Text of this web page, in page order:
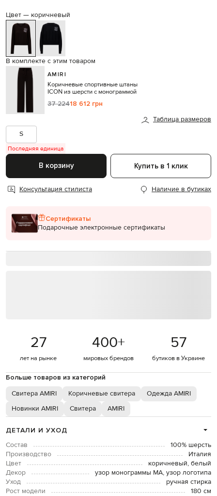
Цвет — коричневый
В комплекте с этим товаром
AMIRI
Коричневые спортивные штаны
ICON из шерсти с монограммой
37 22418 612 грн
Таблица размеров
S
Последняя единица
В корзину Купить в 1 клик
Консультация стилиста Наличие в бутиках
Сертификаты
Подарочные электронные сертификаты
27
лет на рынке
400+
мировых брендов
57
бутиков в Украине
Больше товаров из категорий
Свитера AMIRI Коричневые свитера
Одежда AMIRI
Новинки AMIRI
Свитера AMIRI
ДЕТАЛИ И УХОД
Состав
100% шерсть
Производство
Италия
Цвет
коричневый, белый
Декор
узор монограммы МА, узор логотипа
Уход
ручная стирка
Рост модели
180 см